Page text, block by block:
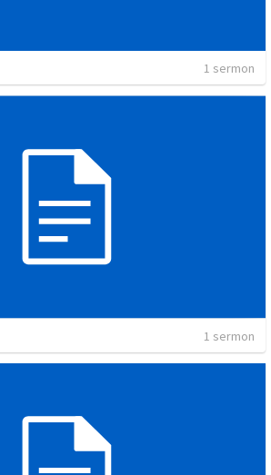
1 sermon
1 sermon